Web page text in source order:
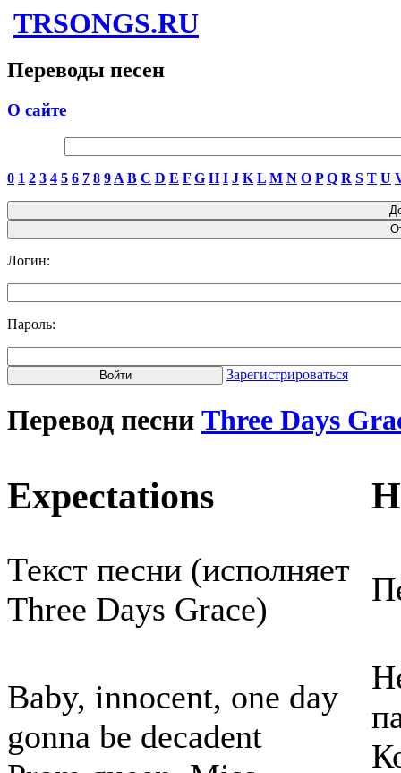
TRSONGS.RU
Переводы песен
О сайте
0 1 2 3 4 5 6 7 8 9 A B C D E F G H I J K L M N O P Q R S T U
Логин:
Пароль:
Зарегистрироваться
Перевод песни Three Days
Expectations
Текст песни (исполняет
Three Days Grace)
Baby, innocent, one day
gonna be decadent